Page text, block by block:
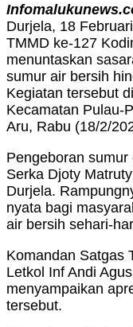
Durjela, 18
TMMD ke-127
menuntaskan
sumur air bersih
Kegiatan tersebut
Kecamatan Pulau-
Aru, Rabu (18/2/
Pengeboran
Serka Djoty
Durjela.
nyata bagi
air bersih sehari-
Komandan Satgas
Letkol Inf Andi
menyampaikan
tersebut.